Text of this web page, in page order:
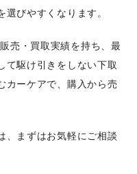
びやすくなります。
売・買取実績を持ち、最
て駆け引きをしない下取
カーケアで、購入から売
、まずはお気軽にご相談